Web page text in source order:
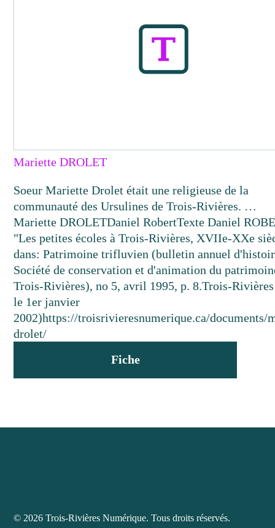
Mariette DROLET
Soeur Mariette Drolet était une religieuse de la
communauté des Ursulines de Trois-Rivières. …
Mariette DROLETDaniel RobertTexte Daniel
"Les petites écoles à Trois-Rivières, XVIIe-XXe
dans: Patrimoine trifluvien (bulletin annuel
Société de conservation et d'animation du
Trois-Rivières), no 5, avril 1995, p. 8.Trois-
le 1er janvier
2002)https://troisrivieresnumerique.ca/documents/
drolet/
Fiche
© 2026 Trois-Rivières Numérique. Tous droits réservés.